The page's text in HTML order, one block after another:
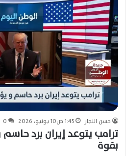
حسن النجار 1:45 ص10 يونيو، 2026 0
ترامب يتوعد إيران برد
بقوة